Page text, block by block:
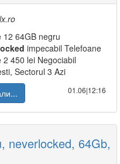
12 64GB negru
impecabil Telefoane
2 450 lei Negociabil
Sectorul 3 Azi
01.06|12:16
neverlocked, 64Gb,